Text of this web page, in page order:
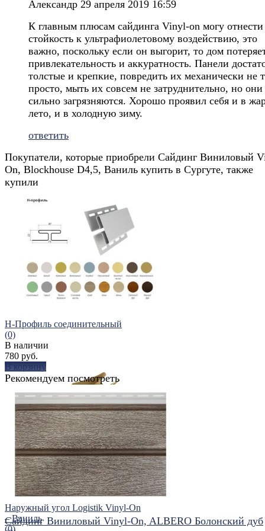
Александр 29 апреля 2019 16:59
К главным плюсам сайдинга Vinyl-on могу отнести
стойкость к ультрафиолетовому воздействию, это
важно, поскольку если он выгорит, то дом
привлекательность и аккуратность. Панели
толстые и крепкие, повредить их механически не
просто, мыть их совсем не затруднительно, но
сильно загрязняются. Хорошо проявил себя и в
лето, и в холодную зиму.
ответить
Покупатели, которые приобрели Сайдинг Виниловый
On, Blockhouse D4,5, Ваниль купить в Сургуте, также
купили
избранное сравнить
Н-Профиль соединительный
(0)
В наличии
780 руб.
В корзину
Наружный угол Logistik Vinyl-On
– Ваниль
(0)
Рекомендуем посмотреть
Сайдинг Виниловый Vinyl-On, ALBERO Болонский дуб